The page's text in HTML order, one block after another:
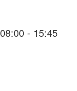
08:00 - 15:45